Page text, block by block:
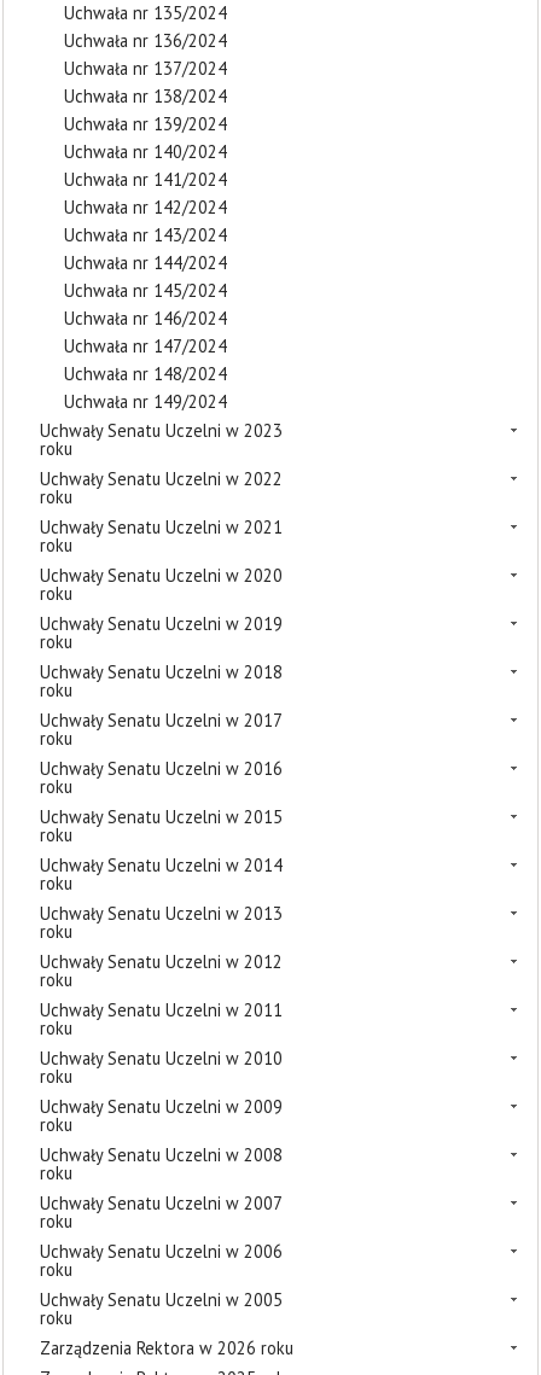
Uchwała nr 135/2024
Uchwała nr 136/2024
Uchwała nr 137/2024
Uchwała nr 138/2024
Uchwała nr 139/2024
Uchwała nr 140/2024
Uchwała nr 141/2024
Uchwała nr 142/2024
Uchwała nr 143/2024
Uchwała nr 144/2024
Uchwała nr 145/2024
Uchwała nr 146/2024
Uchwała nr 147/2024
Uchwała nr 148/2024
Uchwała nr 149/2024
Uchwały Senatu Uczelni w 2023
roku
Uchwały Senatu Uczelni w 2022
roku
Uchwały Senatu Uczelni w 2021
roku
Uchwały Senatu Uczelni w 2020
roku
Uchwały Senatu Uczelni w 2019
roku
Uchwały Senatu Uczelni w 2018
roku
Uchwały Senatu Uczelni w 2017
roku
Uchwały Senatu Uczelni w 2016
roku
Uchwały Senatu Uczelni w 2015
roku
Uchwały Senatu Uczelni w 2014
roku
Uchwały Senatu Uczelni w 2013
roku
Uchwały Senatu Uczelni w 2012
roku
Uchwały Senatu Uczelni w 2011
roku
Uchwały Senatu Uczelni w 2010
roku
Uchwały Senatu Uczelni w 2009
roku
Uchwały Senatu Uczelni w 2008
roku
Uchwały Senatu Uczelni w 2007
roku
Uchwały Senatu Uczelni w 2006
roku
Uchwały Senatu Uczelni w 2005
roku
Zarządzenia Rektora w 2026 roku